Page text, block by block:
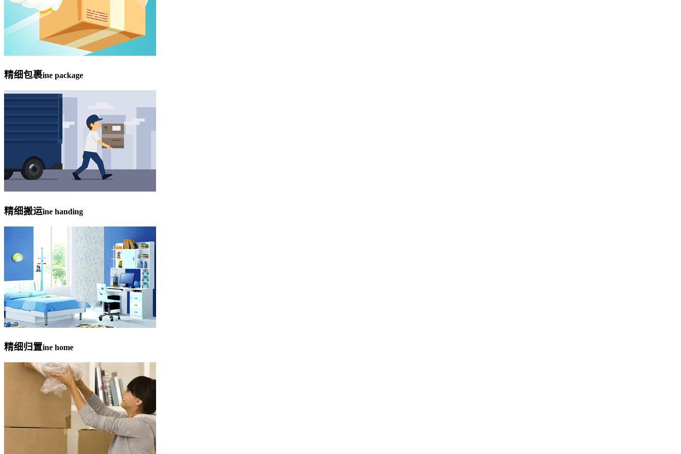
精细包裹ine package
精细搬运ine handing
精细归置ine home